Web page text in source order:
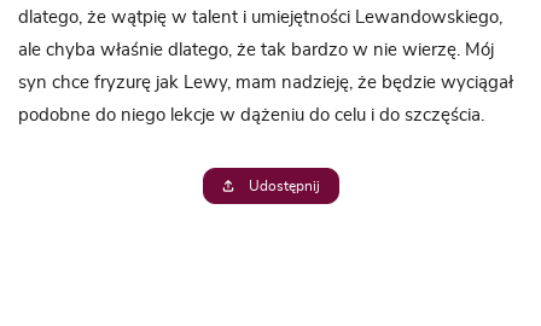
dlatego, że wątpię w talent i umiejętności Lewandowskiego,
ale chyba właśnie dlatego, że tak bardzo w nie wierzę. Mój
syn chce fryzurę jak Lewy, mam nadzieję, że będzie wyciągał
podobne do niego lekcje w dążeniu do celu i do szczęścia.
Udostępnij